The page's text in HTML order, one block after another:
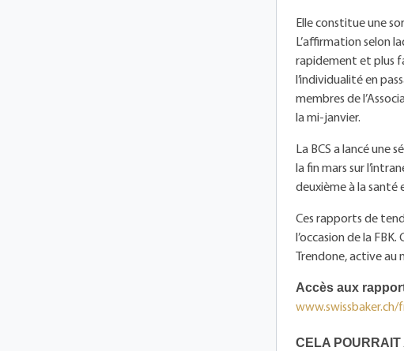
Elle constitue une
L’affirmation selon
rapidement et plus
l’individualité en
membres de
la mi-janvier.
La BCS a lancé une
la fin mars sur
deuxième à la santé
Ces rapports de
l’occasion de la
Trendone, active au
Accès aux
www.swissbaker.ch/
CELA POURRAIT